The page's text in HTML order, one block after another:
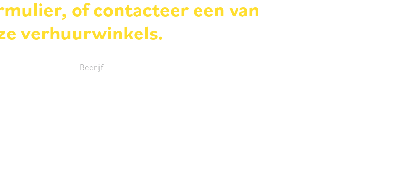
of contacteer een van
verhuurwinkels.
Bedrijf